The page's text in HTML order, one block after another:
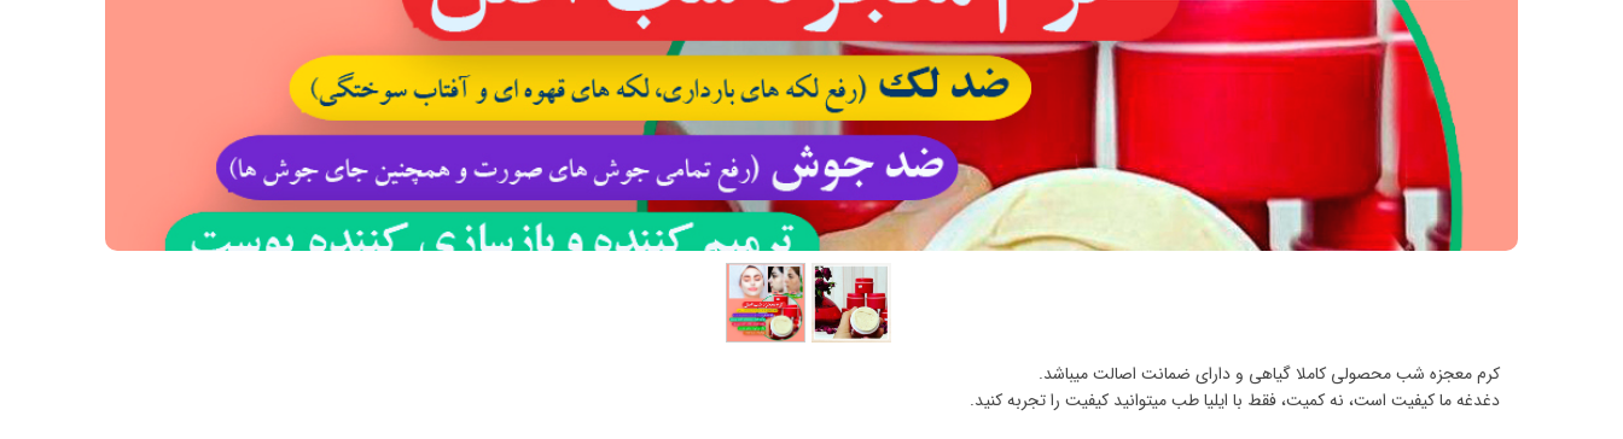
کرم معجزه شب محصولی کاملا گیاهی و دارای ضمانت اصالت میباشد.
دغدغه ما کیفیت است، نه کمیت، فقط با ایلیا طب میتوانید کیفیت را تجربه کنید.